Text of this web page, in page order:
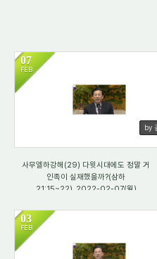
07
FEB
by
사무엘하강해(29) 다윗시대에도 정말 거
인족이 실재했을까?(삼하
21:15~22)_2022-02-07(월)
03
FEB